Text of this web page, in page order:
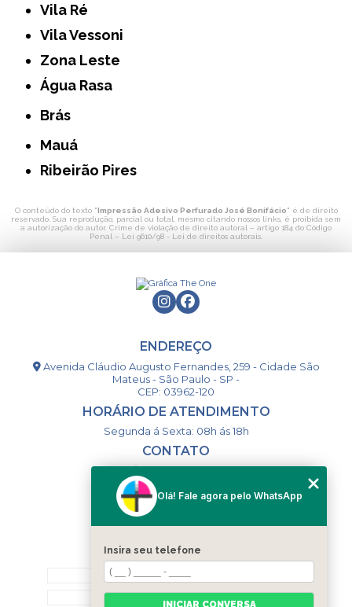
Vila Ré
Vila Vessoni
Zona Leste
Água Rasa
Brás
Mauá
Ribeirão Pires
O conteúdo do texto "Impressão Adesivo Perfurado José Bonifácio" é de direito
reservado. Sua reprodução, parcial ou total, mesmo citando nossos links, é proibida sem
a autorização do autor. Crime de violação de direito autoral – artigo 184 do Código
Penal – Lei 9610/98 - Lei de direitos autorais
ENDEREÇO
Avenida Cláudio Augusto Fernandes, 259 - Cidade São
Mateus - São Paulo - SP -
CEP: 03962-120
HORÁRIO DE ATENDIMENTO
Segunda á Sexta: 08h ás 18h
CONTATO
(11) 98993-9556
togsm1@gmail.com
MENU
HOME
Olá! Fale agora pelo WhatsApp
Insira seu telefone
INICIAR CONVERSA